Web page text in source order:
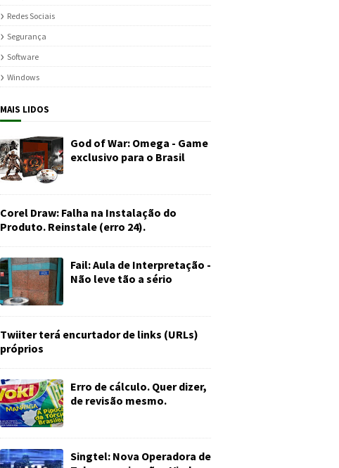
Redes Sociais
Segurança
Software
Windows
MAIS LIDOS
God of War: Omega - Game
exclusivo para o Brasil
Corel Draw: Falha na Instalação do
Produto. Reinstale (erro 24).
Fail: Aula de Interpretação -
Não leve tão a sério
Twiiter terá encurtador de links (URLs)
próprios
Erro de cálculo. Quer dizer,
de revisão mesmo.
Singtel: Nova Operadora de